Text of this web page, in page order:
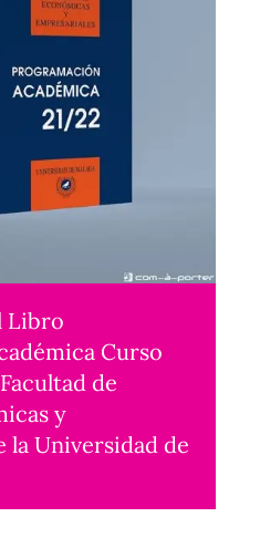
Libro
Curso
de
y
la Universidad de